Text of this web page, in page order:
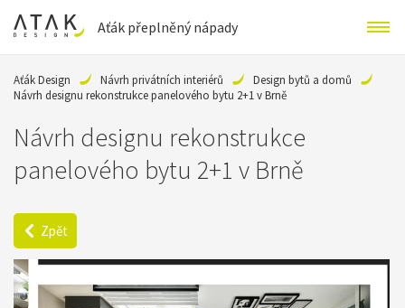
Aťák přeplněný nápady
Aťák Design Návrh privátních interiérů
Design bytů a domů
Návrh designu rekonstrukce panelového bytu 2+1 v Brně
Návrh designu rekonstrukce
panelového bytu 2+1 v Brně
Zpět